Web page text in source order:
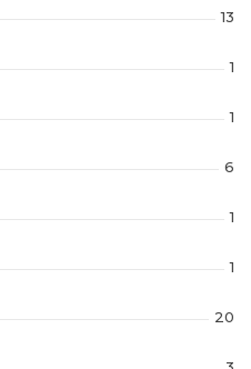
13
1
1
6
1
1
20